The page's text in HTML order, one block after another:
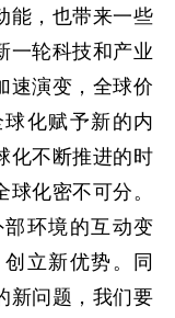
能，也带来一些
一轮科技和产业
速演变，全球价
化赋予新的内
化不断推进的时
化密不可分。
环境的互动变
立新优势。同
新问题，我们要